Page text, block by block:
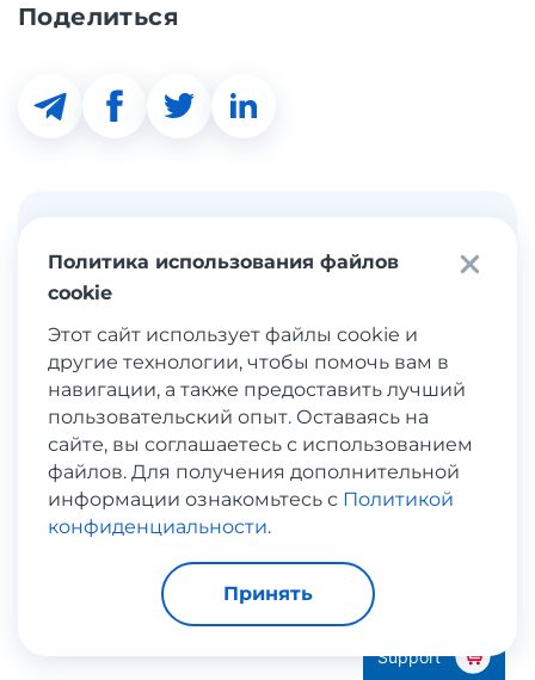
Поделиться
Meest Shopping
Еще больше популярных
магазинов
Политика использования файлов
cookie
Этот сайт использует файлы cookie и
другие технологии, чтобы помочь вам в
навигации, а также предоставить лучший
пользовательский опыт. Оставаясь на
сайте, вы соглашаетесь с использованием
файлов. Для получения дополнительной
информации ознакомьтесь с Политикой
конфиденциальности.
Принять
Support